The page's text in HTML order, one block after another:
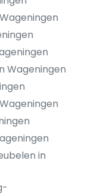
Wageningen
in